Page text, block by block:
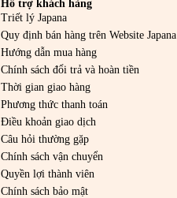
Hỗ trợ khách hàng
Triết lý Japana
Quy định bán hàng trên Website Japana
Hướng dẫn mua hàng
Chính sách đổi trả và hoàn tiền
Thời gian giao hàng
Phương thức thanh toán
Điều khoản giao dịch
Câu hỏi thường gặp
Chính sách vận chuyển
Quyền lợi thành viên
Chính sách bảo mật